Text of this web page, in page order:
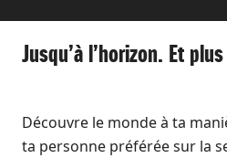
Jusqu’à l’horizon. Et
Découvre le monde à ta
ta personne préférée sur la